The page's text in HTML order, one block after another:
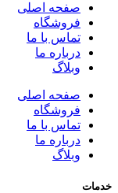
صفحه اصلی
فروشگاه
تماس با ما
درباره ما
وبلاگ
صفحه اصلی
فروشگاه
تماس با ما
درباره ما
وبلاگ
خدمات